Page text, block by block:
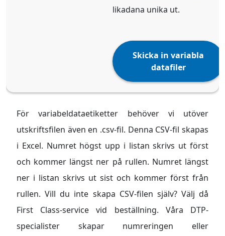
likadana unika ut.
Skicka in variabla
datafiler
För variabeldataetiketter behöver vi utöver
utskriftsfilen även en .csv-fil. Denna CSV-fil skapas
i Excel. Numret högst upp i listan skrivs ut först
och kommer längst ner på rullen. Numret längst
ner i listan skrivs ut sist och kommer först från
rullen. Vill du inte skapa CSV-filen själv? Välj då
First Class-service vid beställning. Våra DTP-
specialister skapar numreringen eller